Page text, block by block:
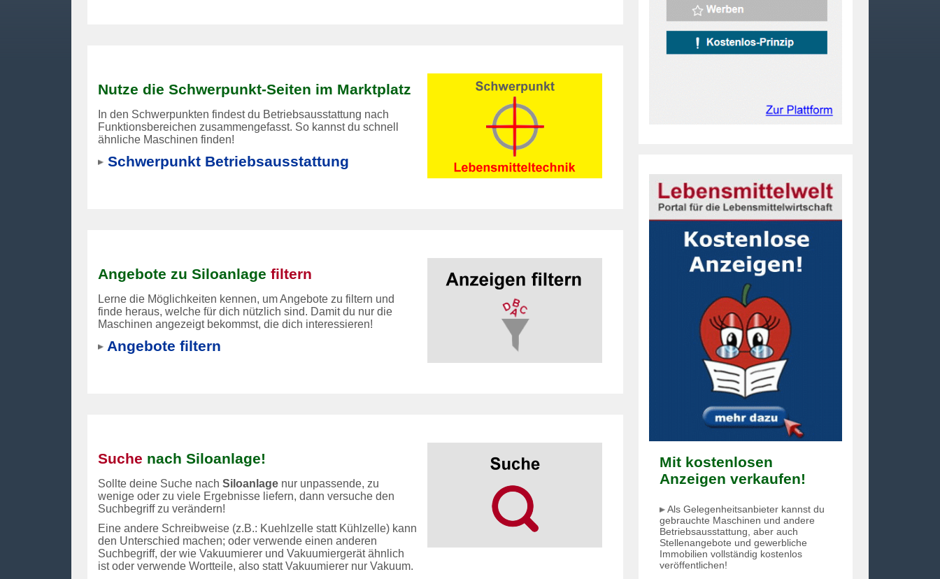
Mit kostenlosen
Anzeigen verkaufen!
Als Gelegenheitsanbieter kannst du
gebrauchte Maschinen und andere
Betriebsausstattung, aber auch
Stellenangebote und gewerbliche
Immobilien vollständig kostenlos
veröffentlichen!
Nutze die Schwerpunkt-Seiten im Marktplatz
In den Schwerpunkten findest du Betriebsausstattung nach
Funktionsbereichen zusammengefasst. So kannst du schnell
ähnliche Maschinen finden!
Schwerpunkt Betriebsausstattung
Angebote zu Siloanlage filtern
Lerne die Möglichkeiten kennen, um Angebote zu filtern und
finde heraus, welche für dich nützlich sind. Damit du nur die
Maschinen angezeigt bekommst, die dich interessieren!
Angebote filtern
Suche nach Siloanlage!
Sollte deine Suche nach Siloanlagenur unpassende, zu
wenige oder zu viele Ergebnisse liefern, dann versuche den
Suchbegriff zu verändern!
Eine andere Schreibweise (z.B.: Kuehlzelle statt Kühlzelle) kann
den Unterschied machen; oder verwende einen anderen
Suchbegriff, der wie Vakuumierer und Vakuumiergerät ähnlich
ist oder verwende Wortteile, also statt Vakuumierer nur Vakuum.